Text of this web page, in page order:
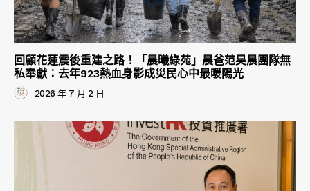
回顧花蓮震後重建之路！「晨曦綠苑」晨爸范昊晨團隊無
私奉獻：去年923熱血身影成災民心中最暖陽光
2026 年 7 月 2 日